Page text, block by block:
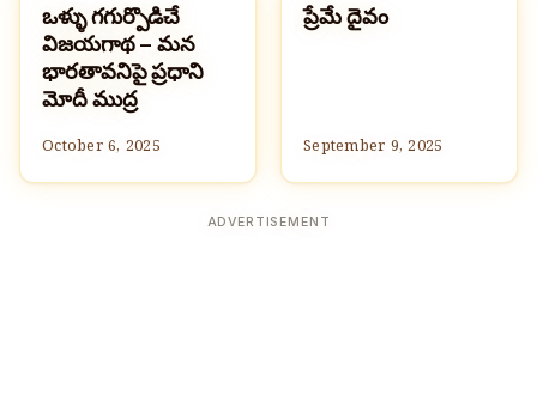
హిందూమతం
ఒళ్ళు గగుర్పొడిచే
విజయగాథ – మన
భారతావనిపై ప్రధాని
మోదీ ముద్ర
October 6, 2025
హిందూమతం
ప్రేమే దైవం
September 9, 2025
ADVERTISEMENT